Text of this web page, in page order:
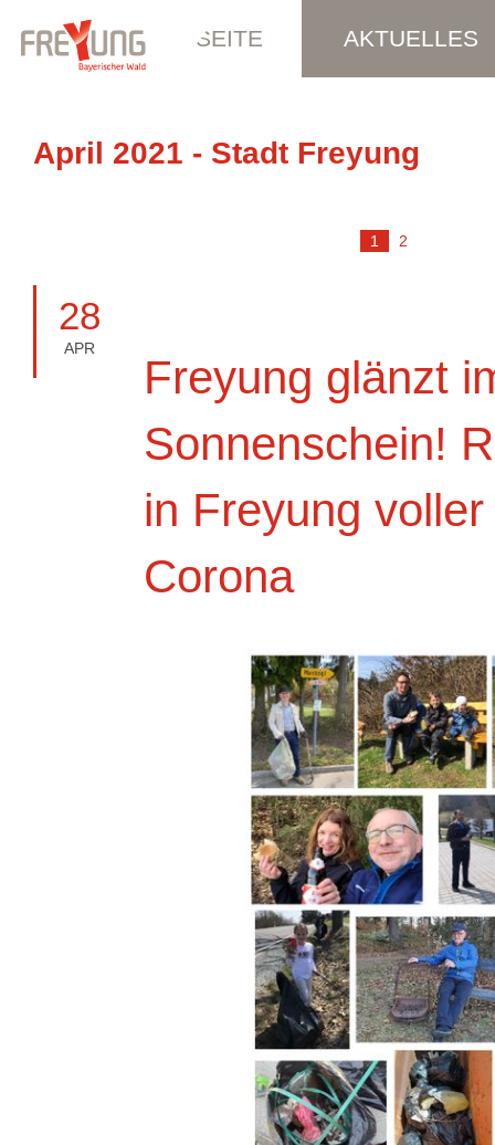
STARTSEITE AKTUELLES
April 2021 - Stadt Freyung
1 2
28
APR
Freyung glänzt
Sonnenschein!
in Freyung
Corona